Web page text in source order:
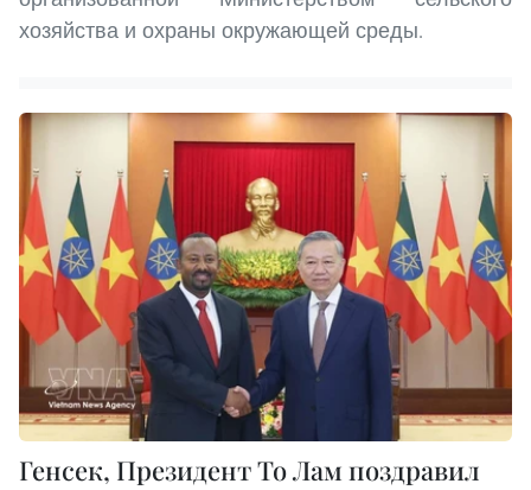
хозяйства и охраны окружающей среды.
Генсек, Президент То Лам поздравил